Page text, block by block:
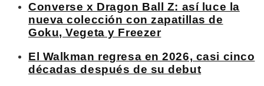
Converse x Dragon Ball Z: así luce la
nueva colección con zapatillas de
Goku, Vegeta y Freezer
El Walkman regresa en 2026, casi cinco
décadas después de su debut